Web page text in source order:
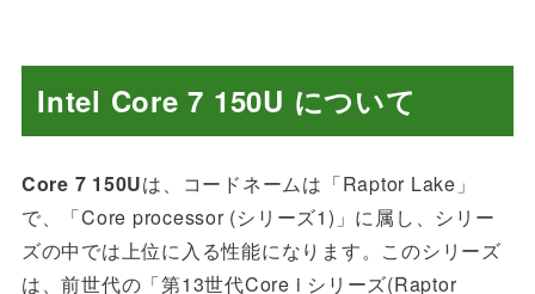
Intel Core 7 150U について
Core 7 150Uは、コードネームは「Raptor Lake」
で、「Core processor (シリーズ1)」に属し、シリー
ズの中では上位に入る性能になります。このシリーズ
は、前世代の「第13世代Core i シリーズ(Raptor